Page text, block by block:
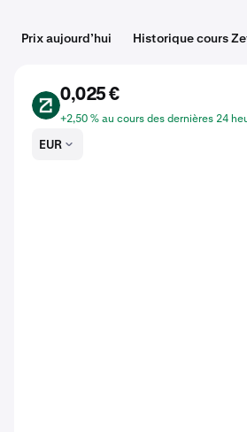
Prix aujourd’hui Historique cours
ZETA
0,025 €
+2,50 % au cours des dernières 24
EUR